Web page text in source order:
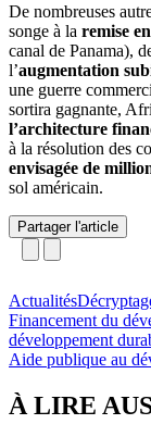
De nombreuses
songe à la remise
canal de Panama),
l’augmentation
une guerre
sortira gagnante,
l’architecture
à la résolution des
envisagée de
sol américain.
Partager l'article
Actualités
Financement du
développement
Aide publique au
À LIRE